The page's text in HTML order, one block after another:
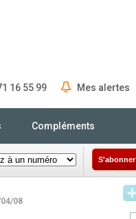
16 55 99 Mes alertes
Compléments
S'abonner
08